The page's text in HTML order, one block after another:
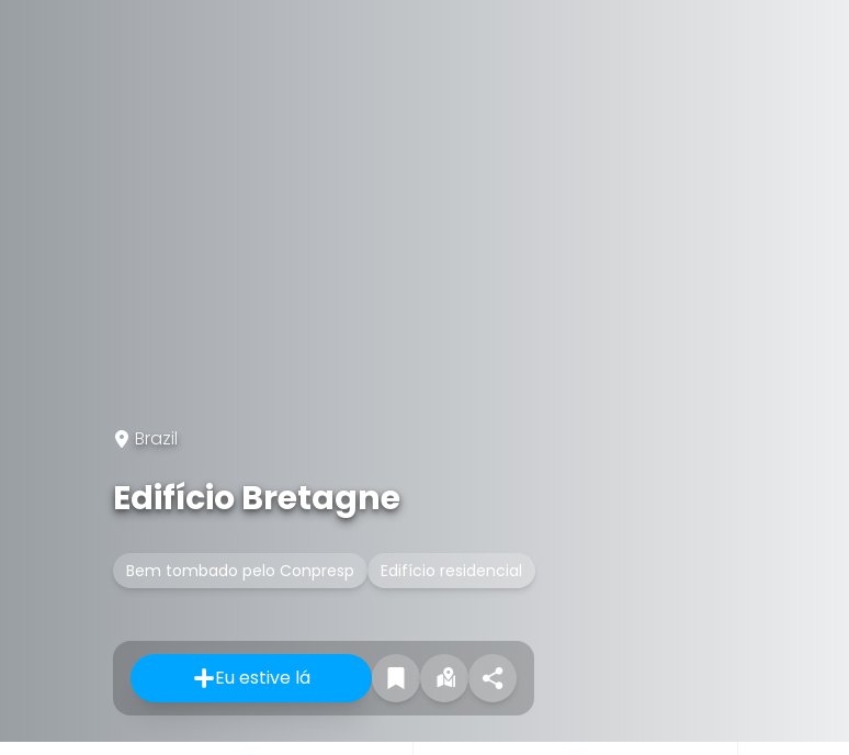
Brazil
Edifício Bretagne
Bem tombado pelo Conpresp Edifício residencial
Eu estive lá